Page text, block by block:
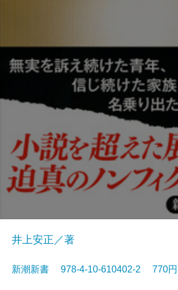
井上安正／著
新潮新書 978-4-10-610402-2 770